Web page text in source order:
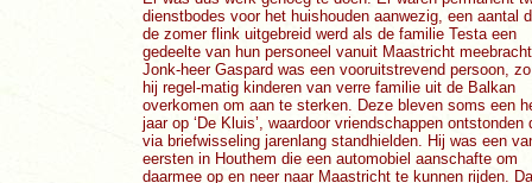
dienstbodes voor het huishouden aanwezig, een aantal
de zomer flink uitgebreid werd als de familie Testa een
gedeelte van hun personeel vanuit Maastricht
Jonk-heer Gaspard was een vooruitstrevend persoon,
hij regel-matig kinderen van verre familie uit de Balkan
overkomen om aan te sterken. Deze bleven soms een
jaar op ‘De Kluis’, waardoor vriendschappen ontstonden
via briefwisseling jarenlang standhielden. Hij was een
eersten in Houthem die een automobiel aanschafte om
daarmee op en neer naar Maastricht te kunnen rijden.